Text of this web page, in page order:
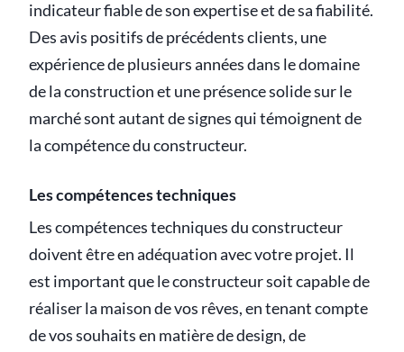
indicateur fiable de son expertise et de sa fiabilité.
Des avis positifs de précédents clients, une
expérience de plusieurs années dans le domaine
de la construction et une présence solide sur le
marché sont autant de signes qui témoignent de
la compétence du constructeur.
Les compétences techniques
Les compétences techniques du constructeur
doivent être en adéquation avec votre projet. Il
est important que le constructeur soit capable de
réaliser la maison de vos rêves, en tenant compte
de vos souhaits en matière de design, de